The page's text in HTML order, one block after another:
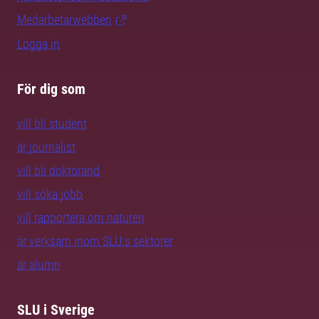
Medarbetarwebben
Logga in
För dig som
vill bli student
är journalist
vill bli doktorand
vill söka jobb
vill rapportera om naturen
är verksam inom SLU:s sektorer
är alumn
SLU i Sverige